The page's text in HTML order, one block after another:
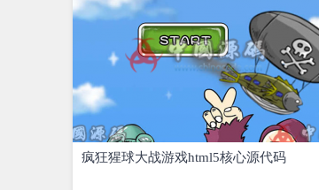
疯狂猩球大战游戏html5核心源代码